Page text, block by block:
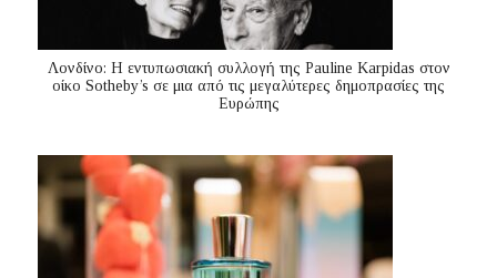
Λονδίνο: Η εντυπωσιακή συλλογή της Pauline Karpidas στον
οίκο Sotheby’s σε μια από τις μεγαλύτερες δημοπρασίες της
Ευρώπης